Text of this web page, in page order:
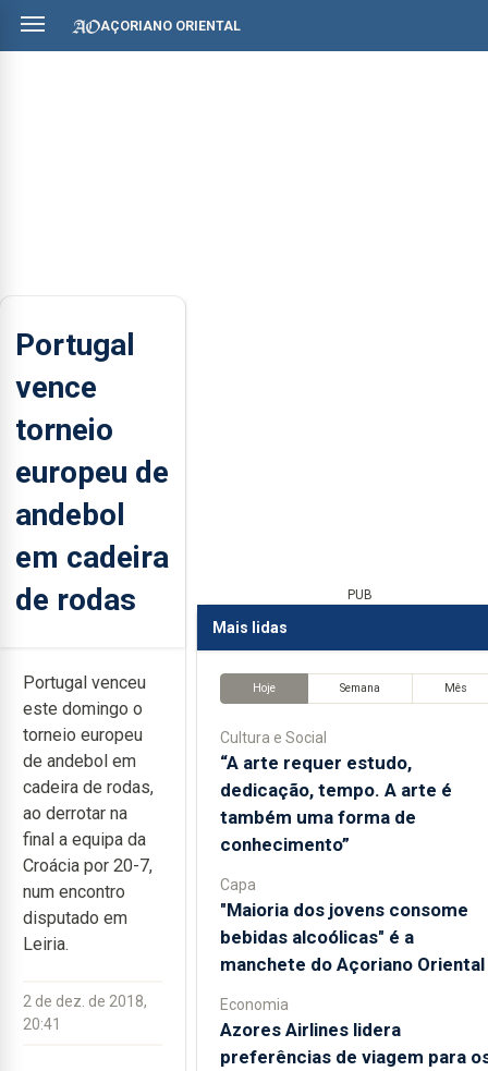
AÇORIANO ORIENTAL
Portugal
vence
torneio
europeu de
andebol
em cadeira
de rodas
Portugal venceu
este domingo o
torneio europeu
de andebol em
cadeira de rodas,
ao derrotar na
final a equipa da
Croácia por 20-7,
num encontro
disputado em
Leiria.
2 de dez. de 2018,
20:41
PUB
Mais lidas
Hoje Semana Mês
Cultura e Social
“A arte requer estudo,
dedicação, tempo. A arte é
também uma forma de
conhecimento”
Capa
"Maioria dos jovens consome
bebidas alcoólicas" é a
manchete do Açoriano Oriental
Economia
Azores Airlines lidera
preferências de viagem para